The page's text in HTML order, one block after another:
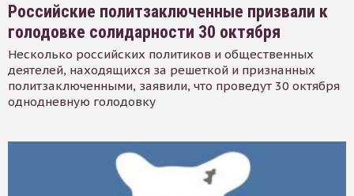
Российские политзаключенные призвали к
голодовке солидарности 30 октября
Несколько российских политиков и общественных
деятелей, находящихся за решеткой и признанных
политзаключенными, заявили, что проведут 30 октября
однодневную голодовку